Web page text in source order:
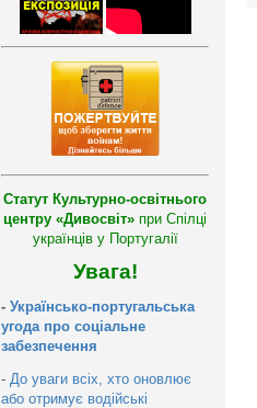
Статут Культурно-освітнього
центру «Дивосвіт» при Спілці
українців у Португалії
Увага!
- Українсько-португальська
угода про соціальне
забезпечення
- До уваги всіх, хто оновлює
або отримує водійські